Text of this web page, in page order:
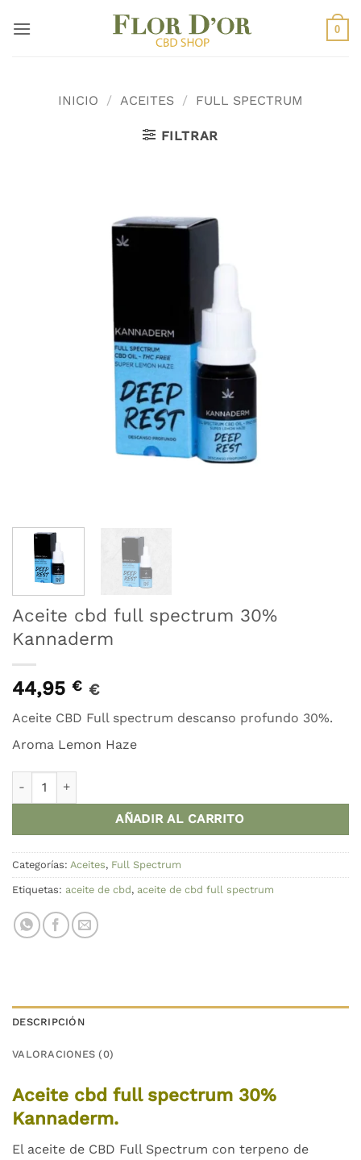
0
INICIO / ACEITES / FULL SPECTRUM
FILTRAR
Aceite cbd full spectrum 30%
Kannaderm
44,95 € €
Aceite CBD Full spectrum descanso profundo 30%.
Aroma Lemon Haze
AÑADIR AL CARRITO
Categorías: Aceites, Full Spectrum
Etiquetas: aceite de cbd, aceite de cbd full spectrum
DESCRIPCIÓN
VALORACIONES (0)
Aceite cbd full spectrum 30%
Kannaderm.
El aceite de CBD Full Spectrum con terpeno de